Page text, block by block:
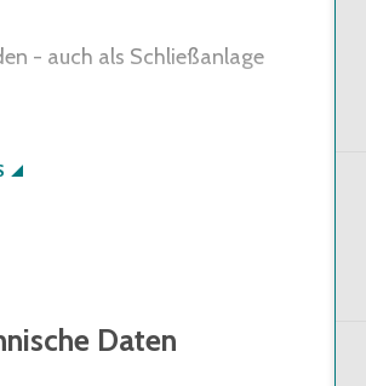
- auch als Schließanlage
Aufteilung
Daten